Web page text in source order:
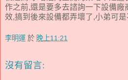
作之前,還是要多去諮詢一下設備廠
效,搞到後來設備都弄壞了,小弟可
李明運 於 晚上11:21
沒有留言: